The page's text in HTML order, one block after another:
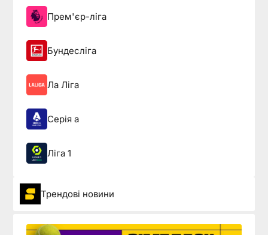
Прем'єр-ліга
Бундесліга
Ла Ліга
Серія а
Ліга 1
Трендові новини